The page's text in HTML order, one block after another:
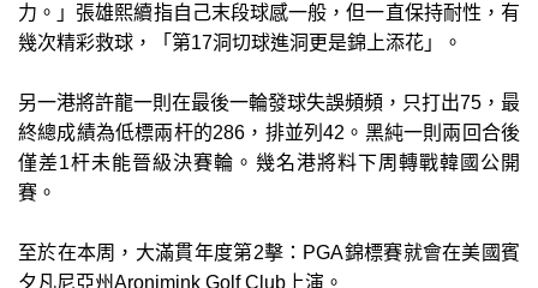
力。」張雄熙續指自己末段球感一般，但一直保持耐性，有
幾次精彩救球，「第17洞切球進洞更是錦上添花」。
另一港將許龍一則在最後一輪發球失誤頻頻，只打出75，最
終總成績為低標兩杆的286，排並列42。黑純一則兩回合後
僅差1杆未能晉級決賽輪。幾名港將料下周轉戰韓國公開
賽。
至於在本周，大滿貫年度第2擊：PGA錦標賽就會在美國賓
夕凡尼亞州Aronimink Golf Club上演。